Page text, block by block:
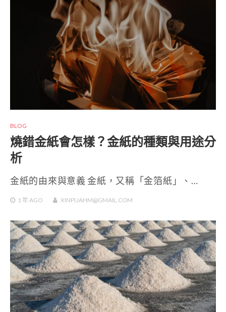
BLOG
燒錯金紙會怎樣？金紙的種類與用途分
析
金紙的由來與意義 金紙，又稱「金箔紙」、…
1 年 AGO XINPUAHM@GMAIL.COM